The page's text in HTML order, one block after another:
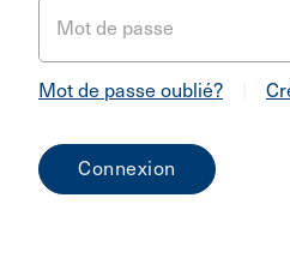
Mot de passe
Mot de passe oublié?